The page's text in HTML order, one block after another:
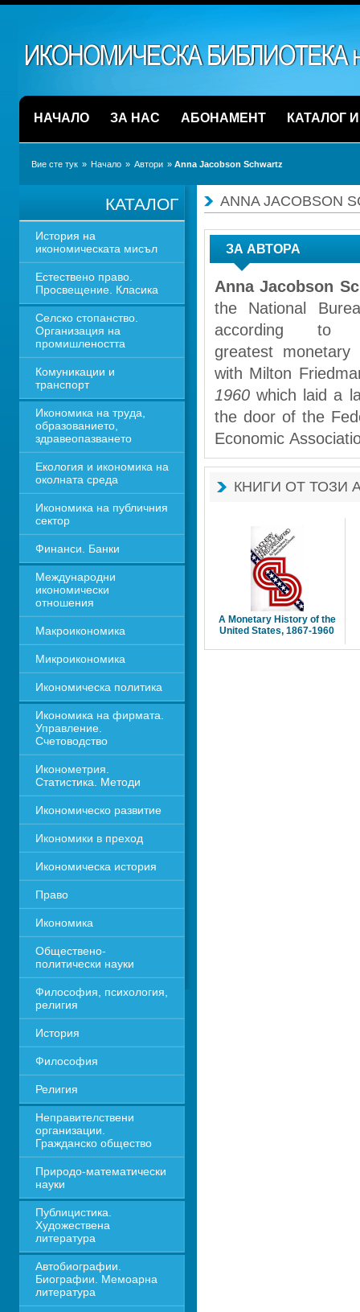
НАЧАЛО ЗА НАС АБОНАМЕНТ КАТАЛОГ
Вие сте тук » Начало » Автори » Anna Jacobson Schwartz
КАТАЛОГ
История на
икономическата мисъл
Естествено право.
Просвещение. Класика
Селско стопанство.
Организация на
промишлеността
Комуникации и
транспорт
Икономика на труда,
образованието,
здравеопазването
Екология и икономика на
околната среда
Икономика на публичния
сектор
Финанси. Банки
Международни
икономически
отношения
Макроикономика
Микроикономика
Икономическа политика
Икономика на фирмата.
Управление.
Счетоводство
Иконометрия.
Статистика. Методи
Икономическо развитие
Икономики в преход
Икономическа история
Право
Икономика
Обществено-
политически науки
Философия, психология,
религия
История
Философия
Религия
Неправителствени
организации.
Гражданско общество
Природо-математически
науки
Публицистика.
Художествена
литература
Автобиографии.
Биографии. Мемоарна
литература
ANNA JACOBSON
ЗА АВТОРА
Anna Jacobson
the National
according
greatest
with Milton
1960which laid a
the door of the
Economic
КНИГИ ОТ ТОЗИ
A Monetary History of the
United States, 1867-1960